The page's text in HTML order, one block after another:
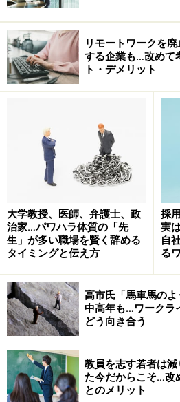
「人とコミュニケーションを取
ってから、そこに説得力を持た
り、実際にその場で面接官と良
を取ったりすれば、十分に自分
ぜ「本来コミュニケーション
が……」という前置きをしてしまう
本当に苦手だと思っているのか
努力しているという後に続く話
のか……話を複雑で分かりにくく
リモートワークを
する企業も…改めて
ト・デメリット
大学教授、医師、弁護士、政
治家…パワハラ体質の「先
生」が多い職場を賢く辞める
タイミングと伝え方
採
実
自
る
高市氏「馬車馬の
中高年も…ワークラ
どう向き合う
教員を志す若者は
た今だからこそ…改
とのメリット